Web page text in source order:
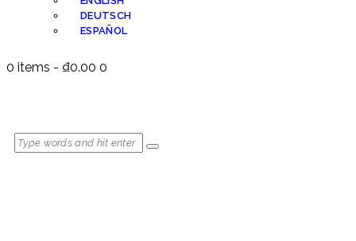
DEUTSCH
ESPAÑOL
0 items - ₫0.00 0